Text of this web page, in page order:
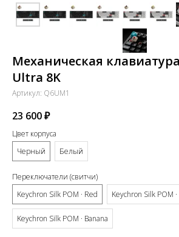
Механическая
Ultra 8K
Артикул: Q6UM1
23 600₽
Цвет корпуса
Черный
Белый
Переключатели (свитчи)
Keychron Silk POM · Red
Keychron Silk POM
Keychron Silk POM · Banana